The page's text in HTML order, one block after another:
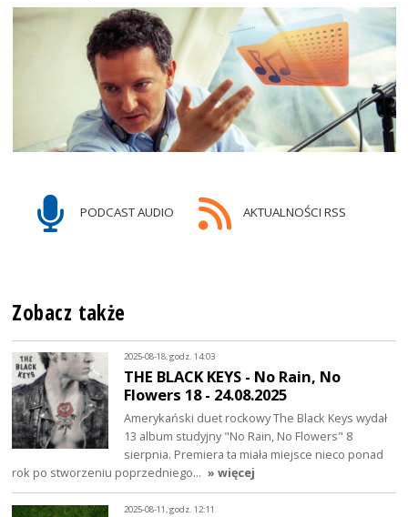
PODCAST AUDIO AKTUALNOŚCI RSS
Zobacz także
2025-08-18, godz. 14:03
THE BLACK KEYS - No Rain, No
Flowers 18 - 24.08.2025
Amerykański duet rockowy The Black Keys wydał
13 album studyjny "No Rain, No Flowers" 8
sierpnia. Premiera ta miała miejsce nieco ponad
rok po stworzeniu poprzedniego… » więcej
2025-08-11, godz. 12:11